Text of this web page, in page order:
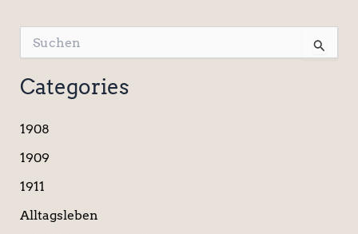
u
c
h
n
a
h
Categories
1908
1909
1911
Alltagsleben